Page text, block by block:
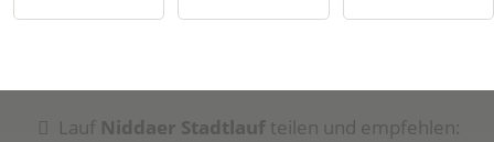
Lauf Niddaer Stadtlaufteilen und empfehlen: